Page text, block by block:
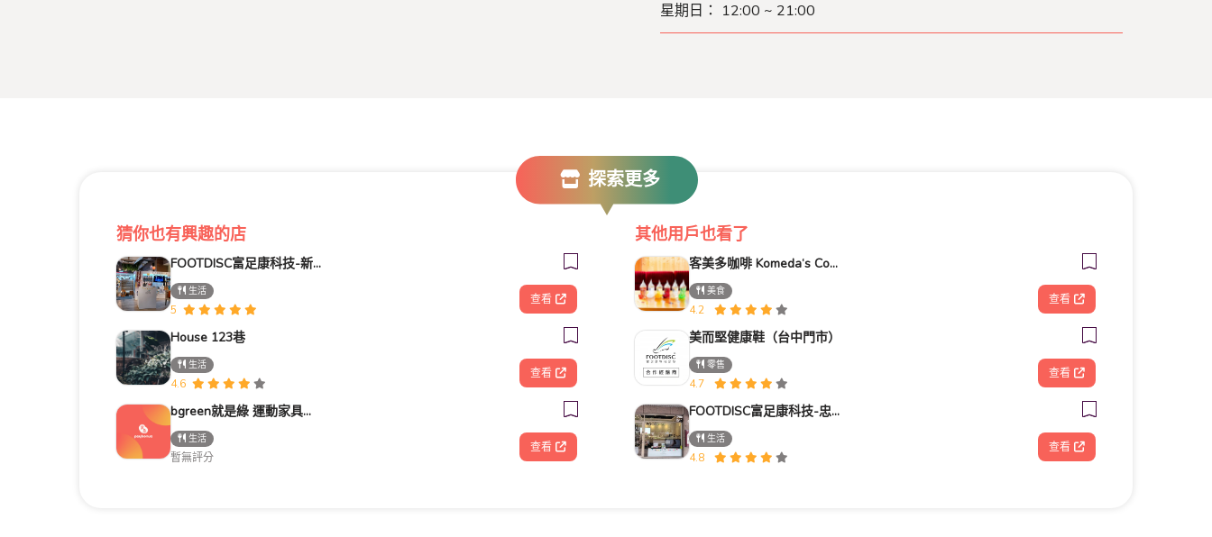
星期日： 12:00 ~ 21:00
探索更多
猜你也有興趣的店
FOOTDISC富足康科技-新光三越-西門店
生活
5
查看
House 123巷
生活
4.6
查看
bgreen就是綠 運動家具台南南紡購物中心門市
生活
暫無評分
查看
其他用戶也看了
客美多咖啡 Komeda‘s Coffee - 台南小北店
美食
4.2
查看
美而堅健康鞋（台中門市）
零售
4.7
查看
FOOTDISC富足康科技-忠孝直營門市
生活
4.8
查看